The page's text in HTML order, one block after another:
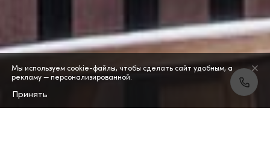
Мы используем cookie-файлы, чтобы сделать сайт удобным, а
рекламу — персонализированной.
Принять